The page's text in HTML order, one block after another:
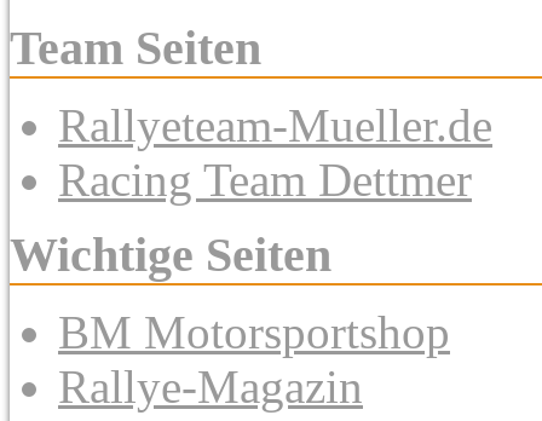
Team Seiten
Rallyeteam-Mueller.de
Racing Team Dettmer
Wichtige Seiten
BM Motorsportshop
Rallye-Magazin